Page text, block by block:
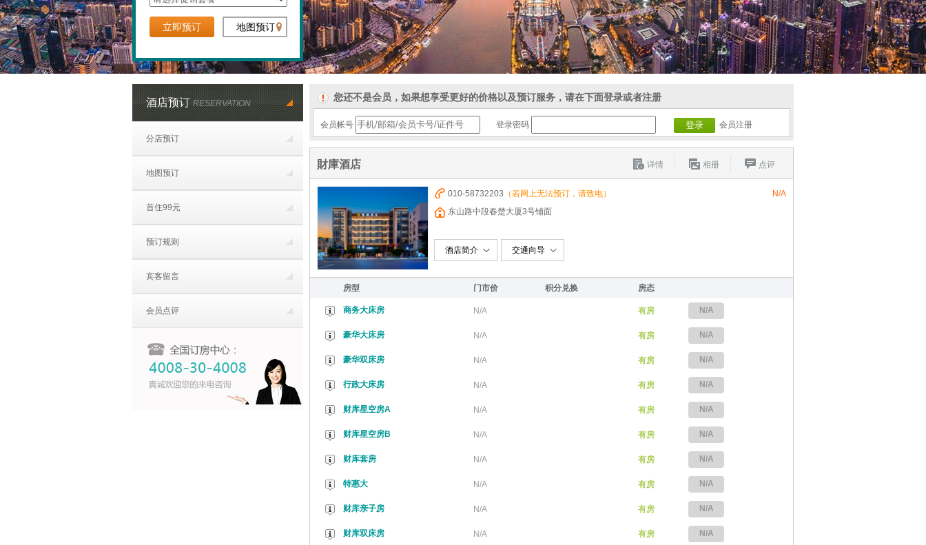
酒店预订RESERVATION
分店预订
地图预订
首住99元
预订规则
宾客留言
会员点评
您还不是会员，如果想享受更好的价格以及预订服务，请在下面登录或者注册
会员帐号 登录密码 会员注册
財庫酒店 点评
相册
详情
010-58732203 （若网上无法预订，请致电）
东山路中段春楚大厦3号铺面
N/A
酒店简介 交通向导
房型 门市价 积分兑换 房态
商务大床房 N/A 有房 N/A
豪华大床房 N/A 有房 N/A
豪华双床房 N/A 有房 N/A
行政大床房 N/A 有房 N/A
财库星空房A N/A 有房 N/A
财库星空房B N/A 有房 N/A
财库套房 N/A 有房 N/A
特惠大 N/A 有房 N/A
财库亲子房 N/A 有房 N/A
财库双床房 N/A 有房 N/A